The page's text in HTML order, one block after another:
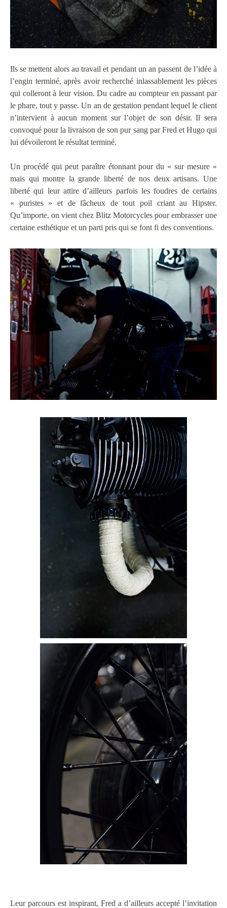
Ils se mettent alors au travail et pendant un an passent de l’idée à
l’engin terminé, après avoir recherché inlassablement les pièces
qui colleront à leur vision. Du cadre au compteur en passant par
le phare, tout y passe. Un an de gestation pendant lequel le client
n’intervient à aucun moment sur l’objet de son désir. Il sera
convoqué pour la livraison de son pur sang par Fred et Hugo qui
lui dévoileront le résultat terminé.
Un procédé qui peut paraître étonnant pour du « sur mesure »
mais qui montre la grande liberté de nos deux artisans. Une
liberté qui leur attire d’ailleurs parfois les foudres de certains
« puristes » et de fâcheux de tout poil criant au Hipster.
Qu’importe, on vient chez Blitz Motorcycles pour embrasser une
certaine esthétique et un parti pris qui se font fi des conventions.
Leur parcours est inspirant, Fred a d’ailleurs accepté l’invitation